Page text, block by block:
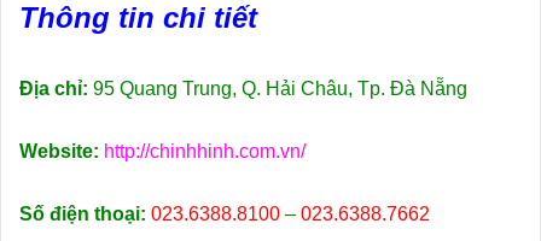
Thông tin chi tiết
Địa chỉ: 95 Quang Trung, Q. Hải Châu, Tp. Đà Nẵng
Website: http://chinhhinh.com.vn/
Số điện thoại: 023.6388.8100 – 023.6388.7662